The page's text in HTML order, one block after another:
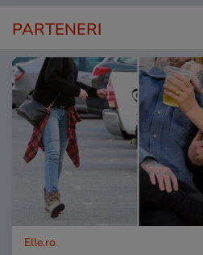
PARTENERI
Elle.ro